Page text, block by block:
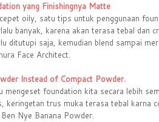
yang Finishingnya Matte
oily, satu tips untuk penggunaan
banyak, karena akan terasa tebal dan
ditutupi saja, kemudian blend sampai
Face Architect.
Instead of Compact Powder.
mengeset foundation kita secara lebih
keringetan trus muka terasa tebal karna
Nye Banana Powder.